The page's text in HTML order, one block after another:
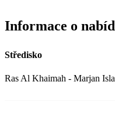
Informace o
Středisko
Ras Al Khaimah - Marjan